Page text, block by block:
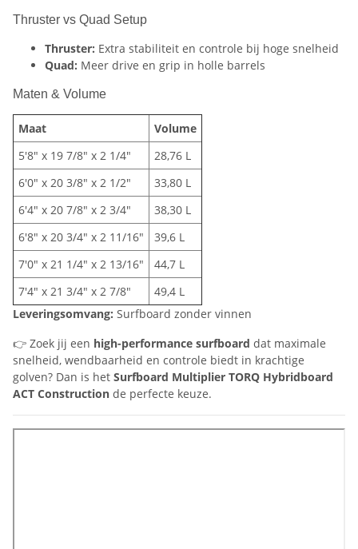
Thruster vs Quad Setup
Thruster: Extra stabiliteit en controle bij hoge snelheid
Quad: Meer drive en grip in holle barrels
Maten & Volume
Maat
Volume
5'8" x 19 7/8" x 2 1/4"
28,76 L
6'0" x 20 3/8" x 2 1/2"
33,80 L
6'4" x 20 7/8" x 2 3/4"
38,30 L
6'8" x 20 3/4" x 2 11/16"
39,6 L
7'0" x 21 1/4" x 2 13/16"
44,7 L
7'4" x 21 3/4" x 2 7/8"
49,4 L
Leveringsomvang: Surfboard zonder vinnen
👉 Zoek jij een high-performance surfboard dat maximale
snelheid, wendbaarheid en controle biedt in krachtige
golven? Dan is het Surfboard Multiplier TORQ Hybridboard
ACT Construction de perfecte keuze.